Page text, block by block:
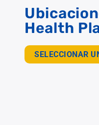
Health